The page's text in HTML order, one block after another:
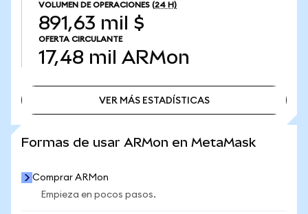
VOLUMEN DE OPERACIONES (24 H)
891,63 mil $
OFERTA CIRCULANTE
17,48 mil ARMon
VER MÁS ESTADÍSTICAS
Formas de usar ARMon en MetaMask
Comprar ARMon
Empieza en pocos pasos.